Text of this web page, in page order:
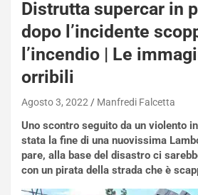
Distrutta supercar in
dopo l’incidente
l’incendio | Le
orribili
Agosto 3, 2022 Manfredi Falcetta
Uno scontro seguito da un violento
stata la fine di una nuovissima
pare, alla base del disastro ci
con un pirata della strada che è